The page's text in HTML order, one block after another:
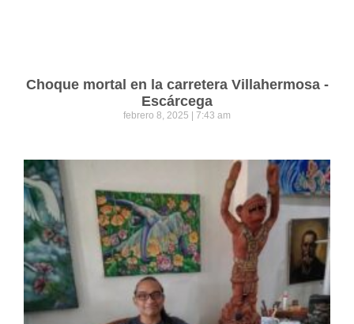
Choque mortal en la carretera Villahermosa -
Escárcega
febrero 8, 2025 7:43 am